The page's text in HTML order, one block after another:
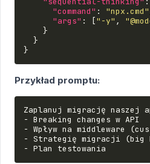
"command" : "npx.cmd"
"args" : ["-y" ,
}
}
}
Przykład promptu:
Zaplanuj migrację naszej
- Breaking changes w API
- Wpływ na middleware
- Strategię migracji (big